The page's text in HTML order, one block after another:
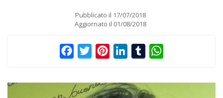
Pubblicato il 17/07/2018
Aggiornato il 01/08/2018
FacebookTwitterPinterestLinkedInTumblr